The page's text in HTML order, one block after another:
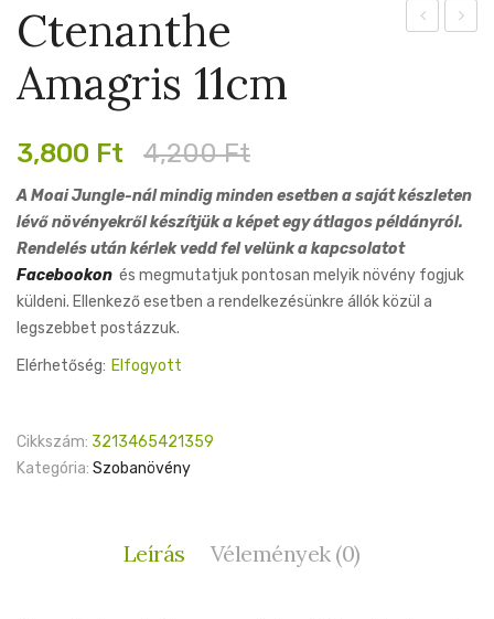
Ctenanthe
Amagris 11cm
4,200Ft
Original
was:
4,200 Ft.
3,800 Ft
Current
is:
3,800 Ft.
A Moai Jungle-nál mindig minden esetben a saját készleten
lévő növényekről készítjük a képet egy átlagos példányról.
Rendelés után kérlek vedd fel velünk a kapcsolatot
Facebookon és megmutatjuk pontosan melyik növény fogjuk
küldeni. Ellenkező esetben a rendelkezésünkre állók közül a
legszebbet postázzuk.
Elérhetőség: Elfogyott
Cikkszám: 3213465421359
Kategória: Szobanövény
Leírás Vélemények (0)